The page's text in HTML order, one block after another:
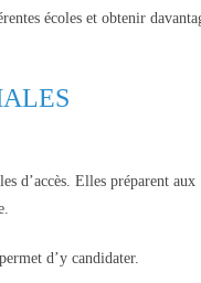
écoles et obtenir
d’accès. Elles préparent aux
d’y candidater.